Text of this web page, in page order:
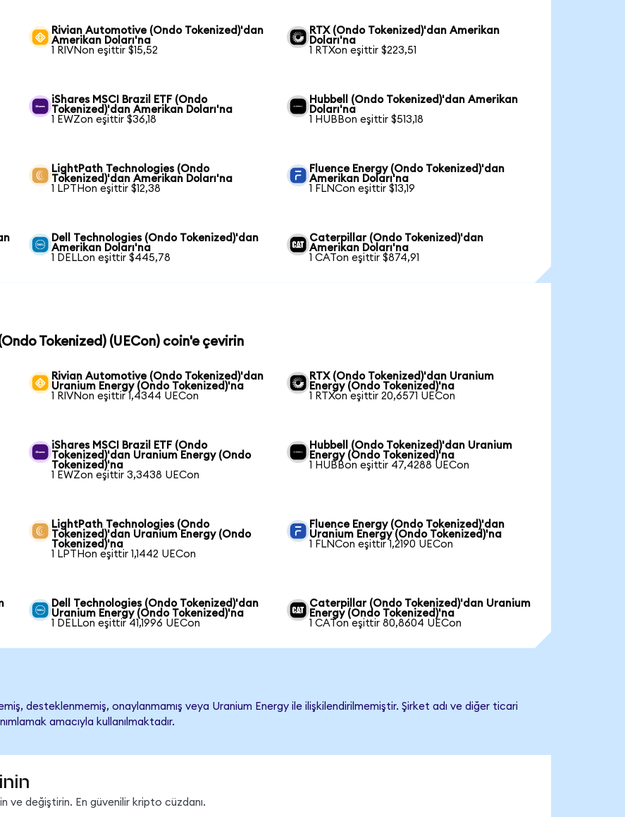
Rivian Automotive (Ondo Tokenized)'dan
Amerikan Doları'na
1 RIVNon eşittir $15,52
RTX (Ondo Tokenized)'dan Amerikan
Doları'na
1 RTXon eşittir $223,51
iShares MSCI Brazil ETF (Ondo
Tokenized)'dan Amerikan Doları'na
1 EWZon eşittir $36,18
Hubbell (Ondo Tokenized)'dan Amerikan
Doları'na
1 HUBBon eşittir $513,18
LightPath Technologies (Ondo
Tokenized)'dan Amerikan Doları'na
1 LPTHon eşittir $12,38
Fluence Energy (Ondo Tokenized)'dan
Amerikan Doları'na
1 FLNCon eşittir $13,19
Dell Technologies (Ondo Tokenized)'dan
Amerikan Doları'na
1 DELLon eşittir $445,78
Caterpillar (Ondo Tokenized)'dan
Amerikan Doları'na
1 CATon eşittir $874,91
Tokenized) (UECon) coin'e çevirin
Rivian Automotive (Ondo Tokenized)'dan
Uranium Energy (Ondo Tokenized)'na
1 RIVNon eşittir 1,4344 UECon
RTX (Ondo Tokenized)'dan Uranium
Energy (Ondo Tokenized)'na
1 RTXon eşittir 20,6571 UECon
iShares MSCI Brazil ETF (Ondo
Tokenized)'dan Uranium Energy (Ondo
Tokenized)'na
1 EWZon eşittir 3,3438 UECon
Hubbell (Ondo Tokenized)'dan Uranium
Energy (Ondo Tokenized)'na
1 HUBBon eşittir 47,4288 UECon
LightPath Technologies (Ondo
Tokenized)'dan Uranium Energy (Ondo
Tokenized)'na
1 LPTHon eşittir 1,1442 UECon
Fluence Energy (Ondo Tokenized)'dan
Uranium Energy (Ondo Tokenized)'na
1 FLNCon eşittir 1,2190 UECon
Dell Technologies (Ondo Tokenized)'dan
Uranium Energy (Ondo Tokenized)'na
1 DELLon eşittir 41,1996 UECon
Caterpillar (Ondo Tokenized)'dan Uranium
Energy (Ondo Tokenized)'na
1 CATon eşittir 80,8604 UECon
desteklenmemiş, onaylanmamış veya Uranium Energy ile ilişkilendirilmemiştir. Şirket adı ve diğer ticari
amacıyla kullanılmaktadır.
ve değiştirin. En güvenilir kripto cüzdanı.